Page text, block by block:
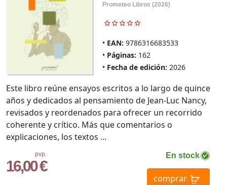
Prometeo Libros (2026)
EAN: 9786316683533
Páginas: 162
Fecha de edición: 2026
pvp.
16,00 €
En stock
comprar
Este libro reúne ensayos escritos a lo largo de quince
años y dedicados al pensamiento de Jean-Luc Nancy,
revisados y reordenados para ofrecer un recorrido
coherente y crítico. Más que comentarios o
explicaciones, los textos ...